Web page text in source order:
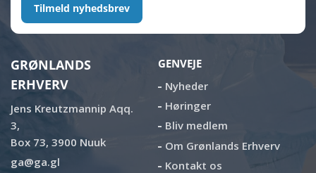
Tilmeld nyhedsbrev
GRØNLANDS
ERHVERV
Jens Kreutzmannip Aqq.
3,
Box 73, 3900 Nuuk
ga@ga.gl
GENVEJE
Nyheder
Høringer
Bliv medlem
Om Grønlands Erhverv
Kontakt os